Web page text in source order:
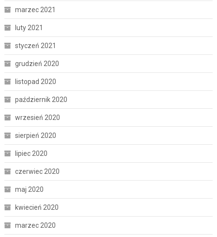
marzec 2021
luty 2021
styczeń 2021
grudzień 2020
listopad 2020
październik 2020
wrzesień 2020
sierpień 2020
lipiec 2020
czerwiec 2020
maj 2020
kwiecień 2020
marzec 2020